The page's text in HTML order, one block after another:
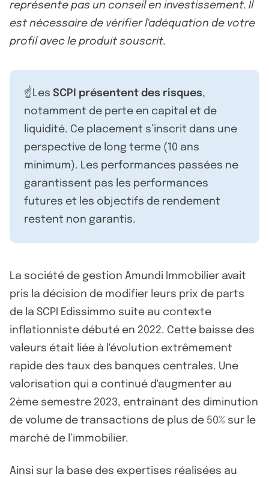
représente pas un conseil en investissement. Il
est nécessaire de vérifier l'adéquation de votre
profil avec le produit souscrit.
☝️Les SCPI présentent des risques,
notamment de perte en capital et de
liquidité. Ce placement s’inscrit dans une
perspective de long terme (10 ans
minimum). Les performances passées ne
garantissent pas les performances
futures et les objectifs de rendement
restent non garantis.
La société de gestion Amundi Immobilier avait
pris la décision de modifier leurs prix de parts
de la SCPI Edissimmo suite au contexte
inflationniste débuté en 2022. Cette baisse des
valeurs était liée à l'évolution extrêmement
rapide des taux des banques centrales. Une
valorisation qui a continué d'augmenter au
2ème semestre 2023, entraînant des diminution
de volume de transactions de plus de 50% sur le
marché de l’immobilier.
Ainsi sur la base des expertises réalisées au